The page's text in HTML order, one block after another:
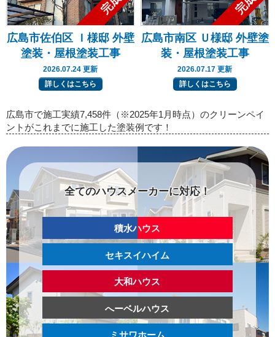
広島市佐伯区 Ｉ様邸 外壁
塗装・屋根塗装工事
2026.07.24 更新
詳しくはこちら
広島市南区 Ｕ様邸 外壁塗
装・屋根塗装工事
2026.07.17 更新
詳しくはこちら
広島市で施工実績7,458件（※2025年1月時点）のクリーンペイ
ントがこれまでに施工した塗装例です！
全てのハウスメーカーに対応！
積水ハウス
セキスイハイム
大和ハウス
へーベルハウス
ミサワホーム